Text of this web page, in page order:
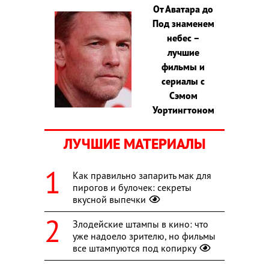
От Аватара до
Под знаменем
небес –
лучшие
фильмы и
сериалы с
Сэмом
Уортингтоном
ЛУЧШИЕ МАТЕРИАЛЫ
Как правильно запарить мак для
пирогов и булочек: секреты
вкусной выпечки
Злодейские штампы в кино: что
уже надоело зрителю, но фильмы
все штампуются под копирку